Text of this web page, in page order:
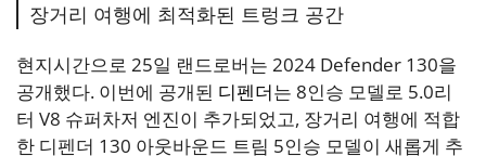
장거리 여행에 최적화된 트렁크 공간
현지시간으로 25일 랜드로버는 2024 Defender 130을
공개했다. 이번에 공개된 디펜더는 8인승 모델로 5.0리
터 V8 슈퍼차저 엔진이 추가되었고, 장거리 여행에 적합
한 디펜더 130 아웃바운드 트림 5인승 모델이 새롭게 추